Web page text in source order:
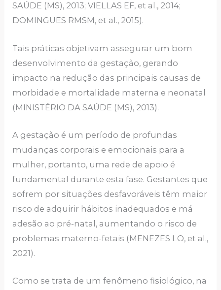
SAÚDE (MS), 2013; VIELLAS EF, et al., 2014;
DOMINGUES RMSM, et al., 2015).
Tais práticas objetivam assegurar um bom
desenvolvimento da gestação, gerando
impacto na redução das principais causas de
morbidade e mortalidade materna e neonatal
(MINISTÉRIO DA SAÚDE (MS), 2013).
A gestação é um período de profundas
mudanças corporais e emocionais para a
mulher, portanto, uma rede de apoio é
fundamental durante esta fase. Gestantes que
sofrem por situações desfavoráveis têm maior
risco de adquirir hábitos inadequados e má
adesão ao pré-natal, aumentando o risco de
problemas materno-fetais (MENEZES LO, et al.,
2021).
Como se trata de um fenômeno fisiológico, na